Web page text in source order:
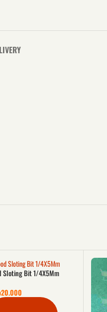
Sloting Bit 1/4X5Mm
20.000